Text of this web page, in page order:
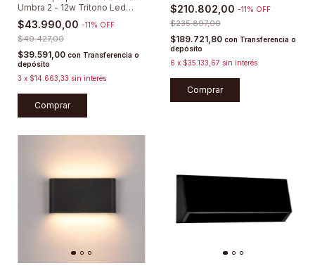
Umbra 2 - 12w Tritono Led
Ip65
$43.990,00 -11 % OFF
$49.427,00
$39.591,00 con Transferencia o
depósito
3 x $14.663,33 sin interés
Comprar
$210.802,00 -11 % OFF
$235.897,00
$189.721,80 con Transferencia o
depósito
6 x $35.133,67 sin interés